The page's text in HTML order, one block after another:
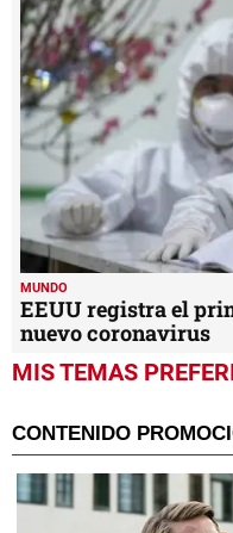
MUNDO
EEUU registra el
nuevo coronavirus
MIS TEMAS